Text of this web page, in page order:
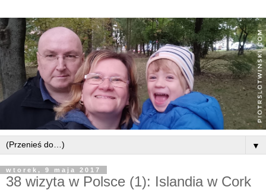
▼
wtorek, 9 maja 2017
38 wizyta w Polsce (1): Islandia w Cork